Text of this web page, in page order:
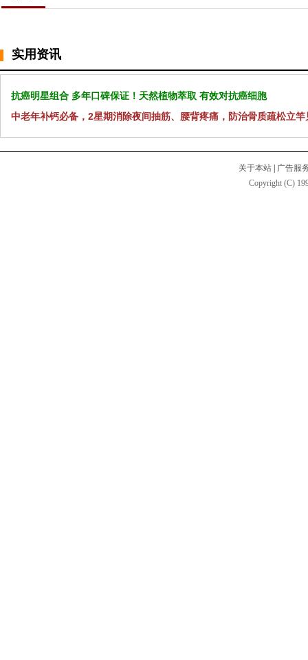
实用资讯
抗癌明星组合 多年口碑保证！天然植物萃取 有效对抗癌细胞
中老年补钙必备，2星期消除夜间抽筋、腰背疼痛，防治骨质疏松立竿
关于本站
广告服
Copyright (C)